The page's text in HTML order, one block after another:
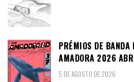
PRÉMIOS DE BANDA
AMADORA 2026
5 DE AGOSTO DE 2026